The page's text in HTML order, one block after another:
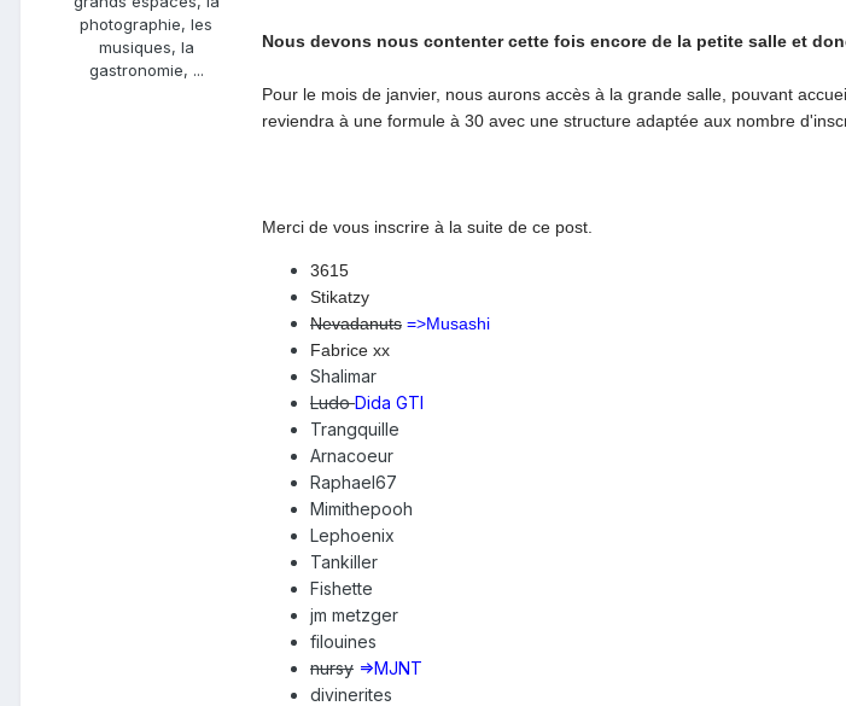
photographie, les
musiques, la
gastronomie, ...
Nous devons nous contenter cette fois encore de la petite salle et
Pour le mois de janvier, nous aurons accès à la grande salle, pouvant
reviendra à une formule à 30 avec une structure adaptée aux nombre
Merci de vous inscrire à la suite de ce post.
3615
Stikatzy
Nevadanuts =>Musashi
Fabrice xx
Shalimar
LudoDida GTI
Trangquille
Arnacoeur
Raphael67
Mimithepooh
Lephoenix
Tankiller
Fishette
jm metzger
filouines
nursy =>MJNT
divinerites